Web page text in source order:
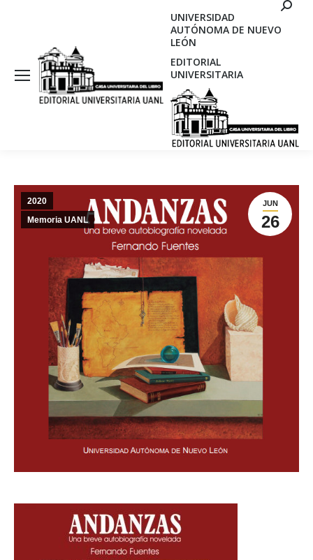
UNIVERSIDAD
AUTÓNOMA DE NUEVO
LEÓN
EDITORIAL
UNIVERSITARIA
JUN
26
2020
Memoria UANL